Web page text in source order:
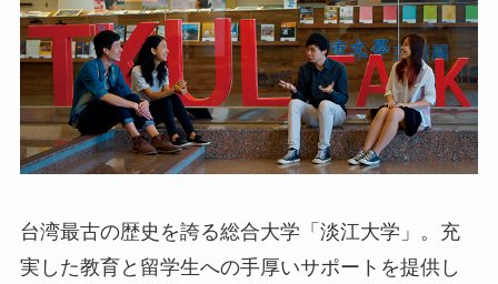
台湾最古の歴史を誇る総合大学「淡江大学」。充
実した教育と留学生への手厚いサポートを提供し